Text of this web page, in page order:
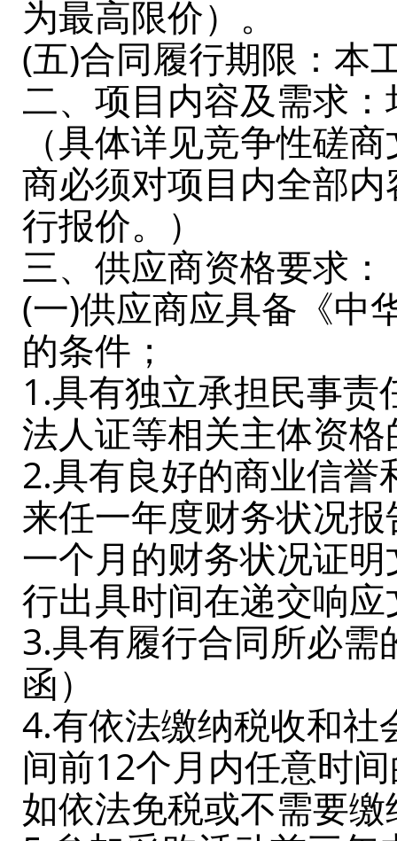
为最高限价）。
(五)合同履行期限：本
二、项目内容及需求
（具体详见竞争性磋
商必须对项目内全部
行报价。）
三、供应商资格要求：
(一)供应商应具备《中
的条件；
1.具有独立承担民事
法人证等相关主体资
2.具有良好的商业信
来任一年度财务状况
一个月的财务状况证
行出具时间在递交响
3.具有履行合同所必
函）
4.有依法缴纳税收和
间前12个月内任意时
如依法免税或不需要